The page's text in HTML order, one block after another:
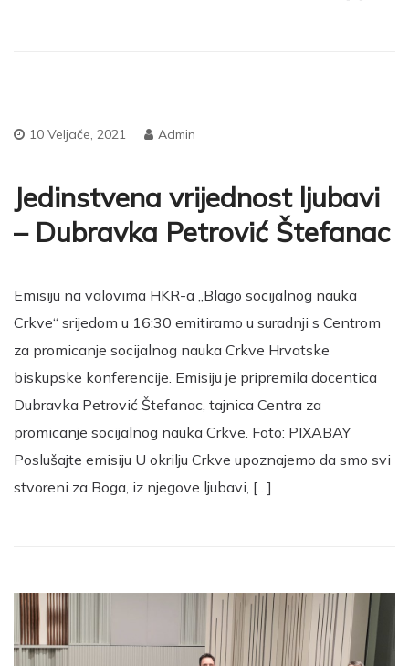
10 Veljače, 2021 Admin
Jedinstvena vrijednost ljubavi
– Dubravka Petrović Štefanac
Emisiju na valovima HKR-a „Blago socijalnog nauka
Crkve“ srijedom u 16:30 emitiramo u suradnji s Centrom
za promicanje socijalnog nauka Crkve Hrvatske
biskupske konferencije. Emisiju je pripremila docentica
Dubravka Petrović Štefanac, tajnica Centra za
promicanje socijalnog nauka Crkve. Foto: PIXABAY
Poslušajte emisiju U okrilju Crkve upoznajemo da smo svi
stvoreni za Boga, iz njegove ljubavi, […]